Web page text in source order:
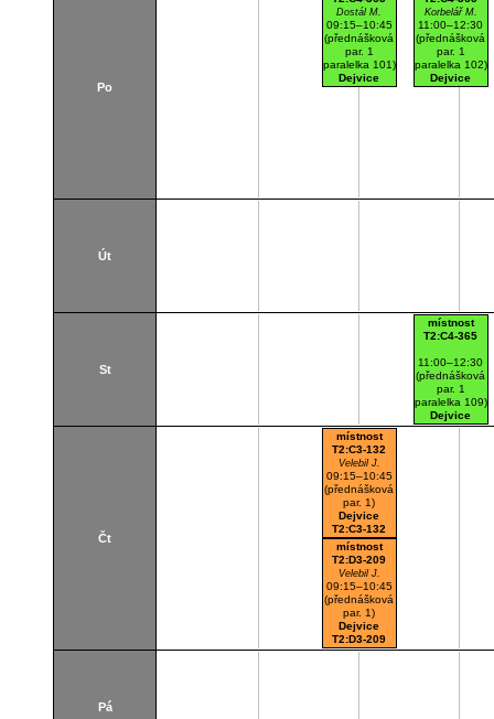
Po
Dostál M.
09:15–10:45
(přednášková
par. 1
paralelka 101)
Dejvice
Korbelář M.
11:00–12:30
(přednášková
par. 1
paralelka 102)
Dejvice
Út
St
místnost
T2:C4-365
11:00–12:30
(přednášková
par. 1
paralelka 109)
Dejvice
Cvičebna
Čt
místnost
T2:C3-132
Velebil J.
09:15–10:45
(přednášková
par. 1)
Dejvice
T2:C3-132
místnost
T2:D3-209
Velebil J.
09:15–10:45
(přednášková
par. 1)
Dejvice
T2:D3-209
Pá